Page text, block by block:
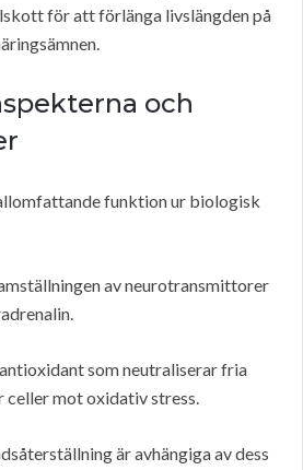
för att förlänga livslängden på
och
funktion ur biologisk
av neurotransmittorer
som neutraliserar fria
celler mot oxidativ stress.
är avhängiga av dess